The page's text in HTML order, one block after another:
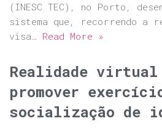
(INESC TEC), no Porto,
sistema que, recorrendo a
visa… Read More »
Realidade virtual
promover
socialização de